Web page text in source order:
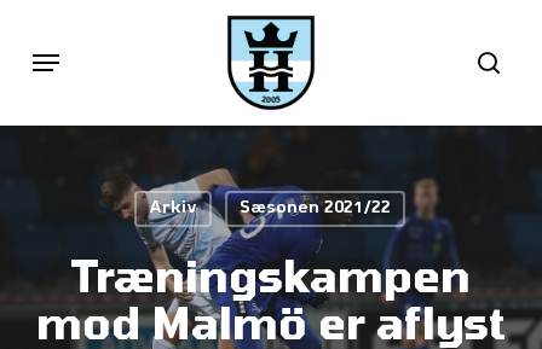
Menu
Arkiv Sæsonen 2021/22
Træningskampen
mod Malmö er aflyst